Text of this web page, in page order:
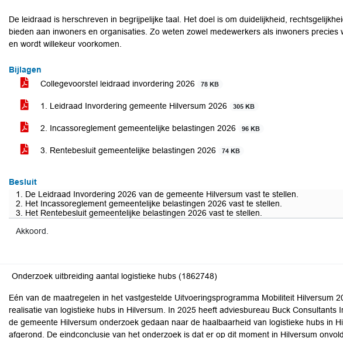
De leidraad is herschreven in begrijpelijke taal. Het doel is om duidelijkheid,
bieden aan inwoners en organisaties. Zo weten zowel medewerkers als inwoners precies
en wordt willekeur voorkomen.
Bijlagen
Collegevoorstel leidraad invordering 2026
78 KB
1. Leidraad Invordering gemeente Hilversum 2026 305 KB
2. Incassoreglement gemeentelijke belastingen 2026 96 KB
3. Rentebesluit gemeentelijke belastingen 2026 74 KB
Besluit
1. De Leidraad Invordering 2026 van de gemeente Hilversum vast te stellen.
2. Het Incassoreglement gemeentelijke belastingen 2026 vast te stellen.
3. Het Rentebesluit gemeentelijke belastingen 2026 vast te stellen.
Akkoord.
Onderzoek uitbreiding aantal logistieke hubs (1862748)
Eén van de maatregelen in het vastgestelde Uitvoeringsprogramma Mobiliteit Hilversum
realisatie van logistieke hubs in Hilversum. In 2025 heeft adviesbureau Buck Consultants
de gemeente Hilversum onderzoek gedaan naar de haalbaarheid van logistieke hubs in
afgerond. De eindconclusie van het onderzoek is dat er op dit moment in Hilversum